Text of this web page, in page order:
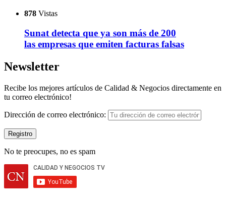
878 Vistas
Sunat detecta que ya son más de 200
las empresas que emiten facturas falsas
Newsletter
Recibe los mejores artículos de Calidad & Negocios directamente en
tu correo electrónico!
Dirección de correo electrónico:
No te preocupes, no es spam